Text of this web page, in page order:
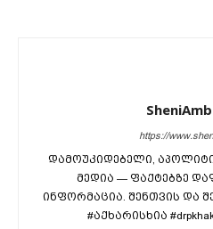
https://
დამოუკიდებელი,
მედია — ფაქტებზე
ინფორმაცია. შენთვის და
#აქხარისხია